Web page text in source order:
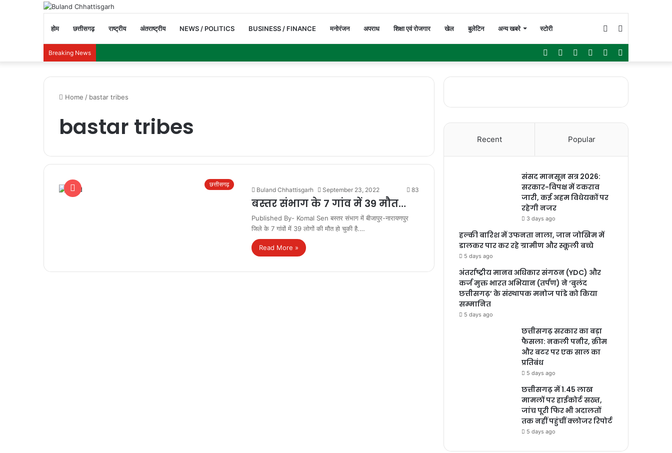
होम छत्तीसगढ़ राष्ट्रीय अंतराष्ट्रीय NEWS / POLITICS BUSINESS / FINANCE मनोरंजन अपराध शिक्षा एवं रोजगार खेल बुलेटिन अन्य खबरे स्टोरी Switch
skin
Breaking News WhatsApp
Instagram
YouTube
Twitter
Facebook
Home / bastar tribes
bastar tribes
छत्तीसगढ़
Buland Chhattisgarh September 23, 2022 83
बस्तर संभाग के 7 गांव में 39 मौत…
Published By- Komal Sen बस्तर संभाग में बीजापुर-नारायणपुर
जिले के 7 गांवों में 39 लोगों की मौत हो चुकी है.…
Read More »
Recent Popular
संसद मानसून सत्र 2026:
सरकार-विपक्ष में टकराव
जारी, कई अहम विधेयकों पर
रहेगी नजर
3 days ago
हल्की बारिश में उफनता नाला, जान जोखिम में
डालकर पार कर रहे ग्रामीण और स्कूली बच्चे
5 days ago
अंतर्राष्ट्रीय मानव अधिकार संगठन (YDC) और
कर्ज मुक्त भारत अभियान (तर्पण) ने ‘बुलंद
छत्तीसगढ़’ के संस्थापक मनोज पांडे को किया
सम्मानित
5 days ago
छत्तीसगढ़ सरकार का बड़ा
फैसला: नकली पनीर, क्रीम
और बटर पर एक साल का
प्रतिबंध
5 days ago
छत्तीसगढ़ में 1.45 लाख
मामलों पर हाईकोर्ट सख्त,
जांच पूरी फिर भी अदालतों
तक नहीं पहुंचीं क्लोजर रिपोर्ट
5 days ago